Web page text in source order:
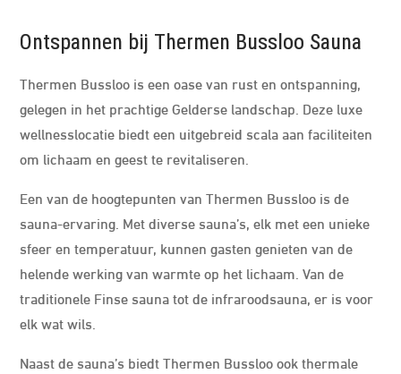
Ontspannen bij Thermen Bussloo Sauna
Thermen Bussloo is een oase van rust en ontspanning,
gelegen in het prachtige Gelderse landschap. Deze luxe
wellnesslocatie biedt een uitgebreid scala aan faciliteiten
om lichaam en geest te revitaliseren.
Een van de hoogtepunten van Thermen Bussloo is de
sauna-ervaring. Met diverse sauna’s, elk met een unieke
sfeer en temperatuur, kunnen gasten genieten van de
helende werking van warmte op het lichaam. Van de
traditionele Finse sauna tot de infraroodsauna, er is voor
elk wat wils.
Naast de sauna’s biedt Thermen Bussloo ook thermale